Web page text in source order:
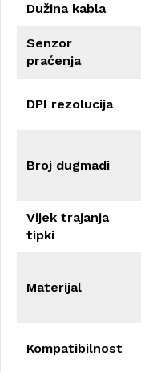
Dužina kabla
Senzor
praćenja
DPI rezolucija
Broj dugmadi
Vijek trajanja
tipki
Materijal
Kompatibilnost